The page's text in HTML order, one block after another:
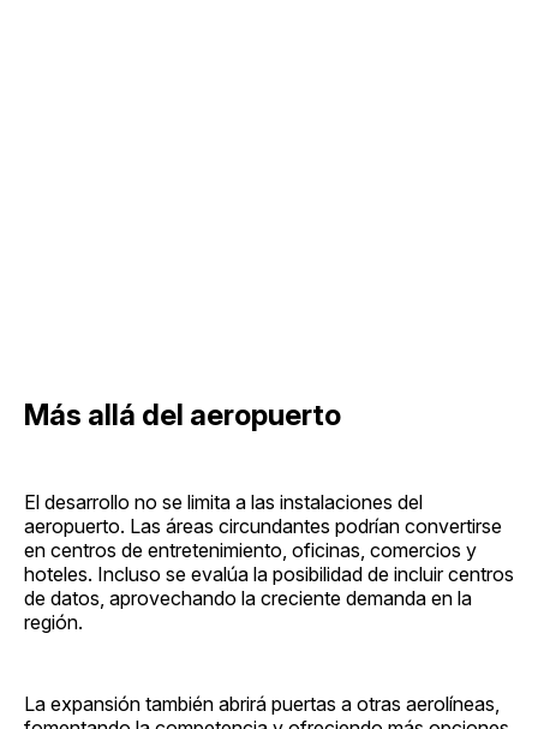
Más allá del aeropuerto
El desarrollo no se limita a las instalaciones del
aeropuerto. Las áreas circundantes podrían convertirse
en centros de entretenimiento, oficinas, comercios y
hoteles. Incluso se evalúa la posibilidad de incluir centros
de datos, aprovechando la creciente demanda en la
región.
La expansión también abrirá puertas a otras aerolíneas,